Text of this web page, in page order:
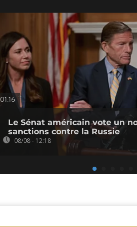
01:16
Le Sénat américain vote un
sanctions contre la Russie
08/08 - 12:18